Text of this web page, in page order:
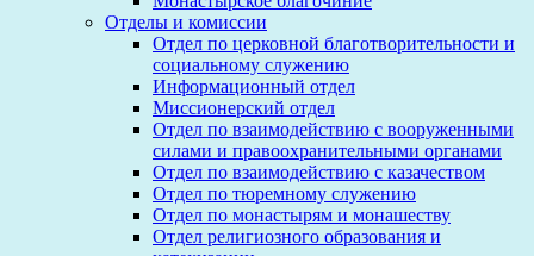
Отделы и комиссии
Отдел по церковной благотворительности и
социальному служению
Информационный отдел
Миссионерский отдел
Отдел по взаимодействию с вооруженными
силами и правоохранительными органами
Отдел по взаимодействию с казачеством
Отдел по тюремному служению
Отдел по монастырям и монашеству
Отдел религиозного образования и